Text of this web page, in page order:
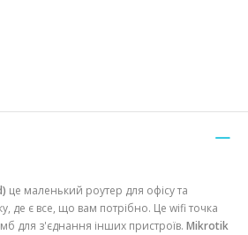
це маленький роутер для офісу та
де є все, що вам потрібно. Це wifi точка
для з'єднання інших пристроїв. Mikrotik